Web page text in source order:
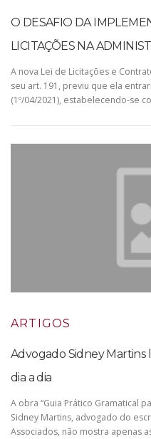
O DESAFIO DA
LICITAÇÕES NA
A nova Lei de Licitações e
seu art. 191, previu que ela
(1º/04/2021), estabelecendo-se
ARTIGOS
Advogado Sidney Martins
dia a dia
A obra “Guia Prático Gramatical
Sidney Martins, advogado do
Associados, não mostra apenas